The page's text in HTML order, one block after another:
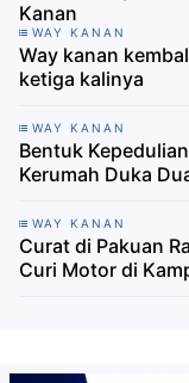
Kanan
WAY KANAN
Way kanan
ketiga kalinya
WAY KANAN
Bentuk
Kerumah Duka
WAY KANAN
Curat di Pakuan
Curi Motor di